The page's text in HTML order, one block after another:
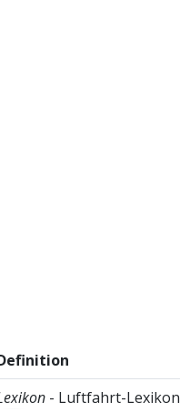
- Luftfahrt-Lexikon